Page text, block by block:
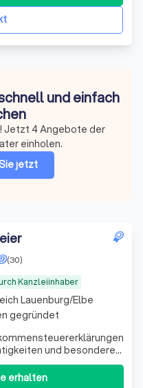
und einfach
Jetzt 4 Angebote der
einholen.
jetzt
Kanzleiinhaber
(30)
und besondere
unkompliziert.
erhalten
Lauenburg/Elbe
gegründet